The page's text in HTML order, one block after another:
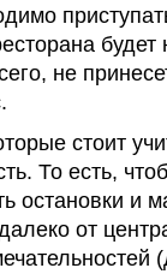
не
стоит
То есть,
остановки и
от